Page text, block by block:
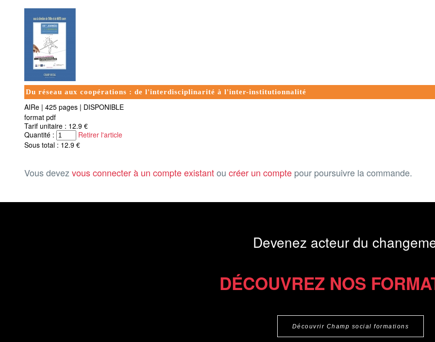
Du réseau aux coopérations : de l'interdisciplinarité à l'inter-institutionnalité
AIRe | 425 pages | DISPONIBLE
format pdf
Tarif unitaire : 12.9 €
Quantité :
Retirer l'article
Sous total : 12.9 €
Vous devezvous connecter à un compte existantou créer un compte pour poursuivre la commande.
Devenez acteur du
DÉCOUVREZ NOS
Découvrir Champ social formations